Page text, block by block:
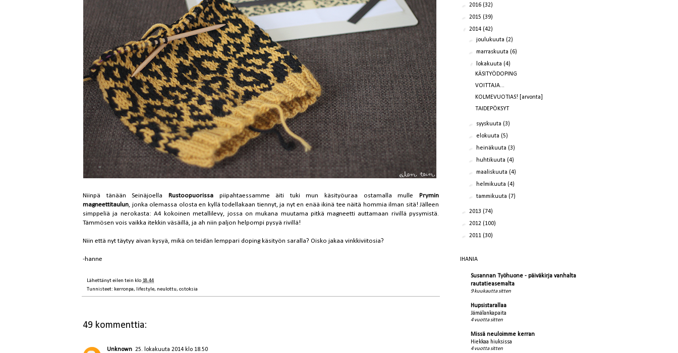
Niinpä tänään Seinäjoella Rustoopuorissapiipahtaessamme äiti tuki mun käsityöuraa ostamalla mullePrymin
magneettitaulun , jonka olemassa olosta en kyllä todellakaan tiennyt, ja nyt en enää ikinä tee näitä hommia ilman sitä! Jälleen
simppeliä ja nerokasta: A4 kokoinen metallilevy, jossa on mukana muutama pitkä magneetti auttamaan rivillä pysymistä.
Tämmösen vois vaikka itekkin väsäillä, ja ah niin paljon helpompi pysyä rivillä!
Niin että nyt täytyy aivan kysyä, mikä on teidän lemppari doping käsityön saralla? Oisko jakaa vinkkiviitosia?
-hanne
Lähettänyteilen tein klo 18.44
Tunnisteet: kerronpa, lifestyle, neulottu, ostoksia
49 kommenttia:
Unknown 25. lokakuuta 2014 klo 18.50
► 2016 (32)
► 2015 (39)
▼ 2014 (42)
►joulukuuta (2)
►marraskuuta (6)
▼ lokakuuta (4)
KÄSITYÖDOPING
VOITTAJA...
KOLMEVUOTIAS! [arvonta]
TAIDEPÖKSYT
► syyskuuta (3)
► elokuuta (5)
► heinäkuuta (3)
► huhtikuuta (4)
►maaliskuuta (4)
► helmikuuta (4)
►tammikuuta (7)
► 2013 (74)
► 2012 (100)
► 2011 (30)
IHANIA
Susannan Työhuone - päiväkirja vanhalta
rautatieasemalta
9 kuukautta sitten
Hupsistarallaa
Jämälankapaita
4 vuotta sitten
Missä neuloimme kerran
Hiekkaa hiuksissa
4 vuotta sitten